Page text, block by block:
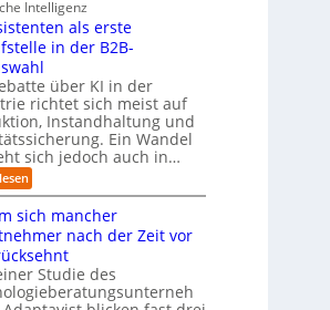
e
q
u
e
m
e
r
)
B
l
i
k
a
u
f
K
I
r
n
e
n
m
u
s
s
a
u
c
h
A
b
l
u
f
e
Intelligenz
als erste
in der B2B-
über KI in der
richtet sich meist auf
Instandhaltung und
Ein Wandel
sich jedoch auch in…
:
K
I
-
A
s
s
i
s
sich mancher
nach der Zeit vor
Studie des